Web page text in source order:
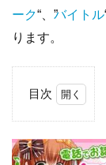
ーク“、”バイトル
ります。
目次
イ
ナ